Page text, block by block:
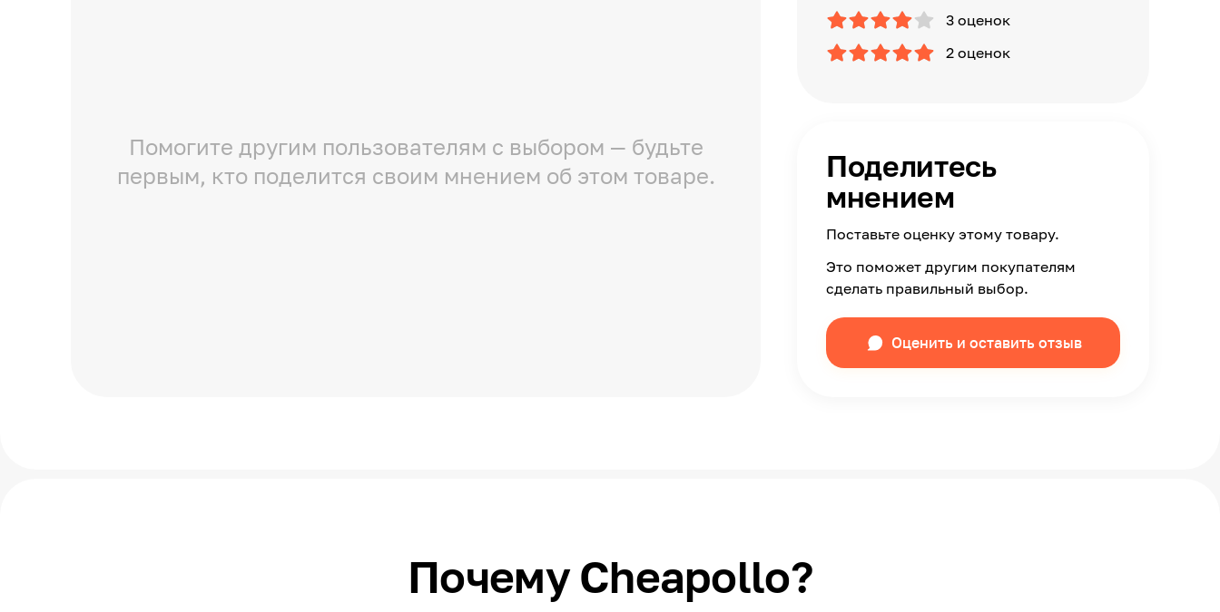
Помогите другим пользователям с выбором — будьте
первым, кто поделится своим мнением об этом товаре.
3 оценок
2 оценок
Поделитесь
мнением
Поставьте оценку этому товару.
Это поможет другим покупателям
сделать правильный выбор.
Оценить и оставить отзыв
Почему Cheapollo?